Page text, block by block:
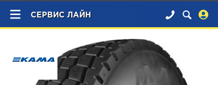
×
СЕРВИС ЛАЙН